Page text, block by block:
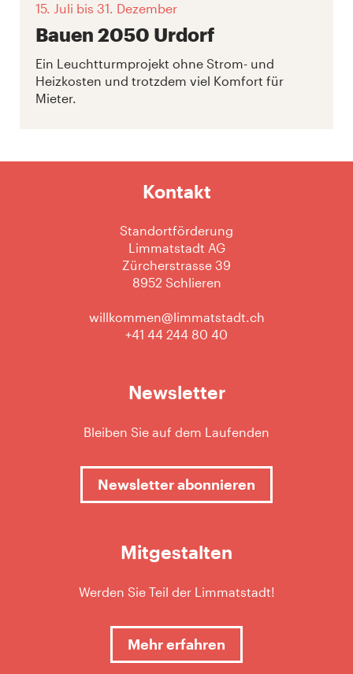
15. Juli bis 31. Dezember
Bauen 2050 Urdorf
Ein Leuchtturmprojekt ohne Strom- und
Heizkosten und trotzdem viel Komfort für
Mieter.
Kontakt
Standortförderung
Limmatstadt AG
Zürcherstrasse 39
8952 Schlieren
willkommen@limmatstadt.ch
+41 44 244 80 40
Newsletter
Bleiben Sie auf dem Laufenden
Newsletter abonnieren
Mitgestalten
Werden Sie Teil der Limmatstadt!
Mehr erfahren